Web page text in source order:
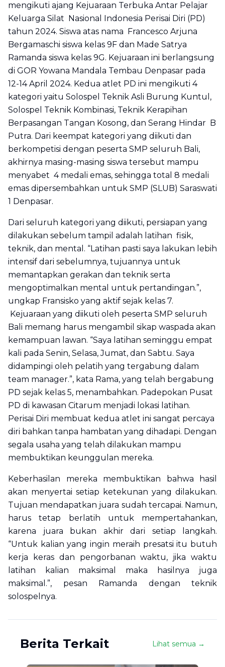
mengikuti ajang Kejuaraan Terbuka Antar Pelajar
Keluarga Silat Nasional Indonesia Perisai Diri (PD)
tahun 2024. Siswa atas nama Francesco Arjuna
Bergamaschi siswa kelas 9F dan Made Satrya
Ramanda siswa kelas 9G. Kejuaraan ini berlangsung
di GOR Yowana Mandala Tembau Denpasar pada
12-14 April 2024. Kedua atlet PD ini mengikuti 4
kategori yaitu Solospel Teknik Asli Burung Kuntul,
Solospel Teknik Kombinasi, Teknik Kerapihan
Berpasangan Tangan Kosong, dan Serang Hindar B
Putra. Dari keempat kategori yang diikuti dan
berkompetisi dengan peserta SMP seluruh Bali,
akhirnya masing-masing siswa tersebut mampu
menyabet 4 medali emas, sehingga total 8 medali
emas dipersembahkan untuk SMP (SLUB) Saraswati
1 Denpasar.
Dari seluruh kategori yang diikuti, persiapan yang
dilakukan sebelum tampil adalah latihan fisik,
teknik, dan mental. “Latihan pasti saya lakukan lebih
intensif dari sebelumnya, tujuannya untuk
memantapkan gerakan dan teknik serta
mengoptimalkan mental untuk pertandingan.”,
ungkap Fransisko yang aktif sejak kelas 7.
Kejuaraan yang diikuti oleh peserta SMP seluruh
Bali memang harus mengambil sikap waspada akan
kemampuan lawan. “Saya latihan seminggu empat
kali pada Senin, Selasa, Jumat, dan Sabtu. Saya
didampingi oleh pelatih yang tergabung dalam
team manager.”, kata Rama, yang telah bergabung
PD sejak kelas 5, menambahkan. Padepokan Pusat
PD di kawasan Citarum menjadi lokasi latihan.
Perisai Diri membuat kedua atlet ini sangat percaya
diri bahkan tanpa hambatan yang dihadapi. Dengan
segala usaha yang telah dilakukan mampu
membuktikan keunggulan mereka.
Keberhasilan mereka membuktikan bahwa hasil
akan menyertai setiap ketekunan yang dilakukan.
Tujuan mendapatkan juara sudah tercapai. Namun,
harus tetap berlatih untuk mempertahankan,
karena juara bukan akhir dari setiap langkah.
“Untuk kalian yang ingin meraih presatsi itu butuh
kerja keras dan pengorbanan waktu, jika waktu
latihan kalian maksimal maka hasilnya juga
maksimal.”, pesan Ramanda dengan teknik
solospelnya.
Berita Terkait Lihat semua →